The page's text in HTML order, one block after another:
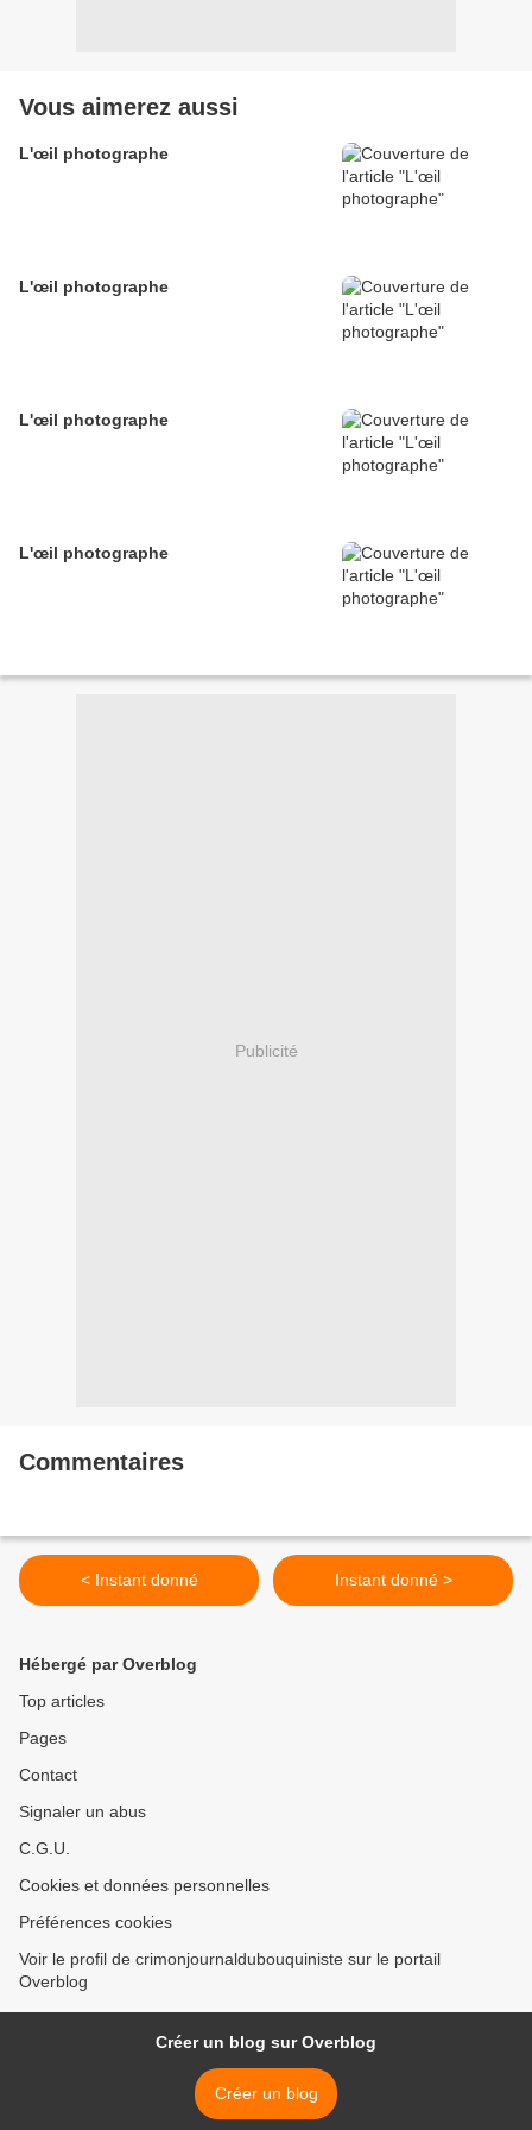
Vous aimerez aussi
L'œil photographe
L'œil photographe
L'œil photographe
L'œil photographe
Publicité
Commentaires
< Instant donné Instant donné >
Hébergé par Overblog
Top articles
Pages
Contact
Signaler un abus
C.G.U.
Cookies et données personnelles
Préférences cookies
Voir le profil de crimonjournaldubouquiniste sur le portail
Overblog
Créer un blog sur Overblog
Créer un blog